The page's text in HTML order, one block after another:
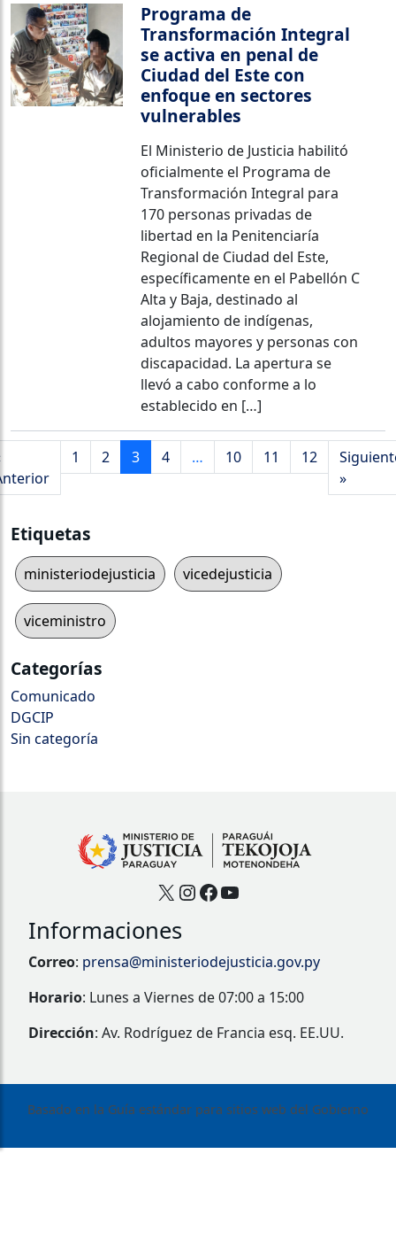
Programa de
Transformación Integral
se activa en penal de
Ciudad del Este con
enfoque en sectores
vulnerables
El Ministerio de Justicia habilitó
oficialmente el Programa de
Transformación Integral para
170 personas privadas de
libertad en la Penitenciaría
Regional de Ciudad del Este,
específicamente en el Pabellón C
Alta y Baja, destinado al
alojamiento de indígenas,
adultos mayores y personas con
discapacidad. La apertura se
llevó a cabo conforme a lo
establecido en […]
1 2 3 4 … 10 11 12
»
Etiquetas
ministeriodejusticia vicedejusticia
viceministro
Categorías
Comunicado
DGCIP
Sin categoría
X Instagram
Facebook
YouTube
Informaciones
Correo: prensa@ministeriodejusticia.gov.py
Horario: Lunes a Viernes de 07:00 a 15:00
Dirección: Av. Rodríguez de Francia esq. EE.UU.
Basado en la Guía estándar para sitios web del Gobierno